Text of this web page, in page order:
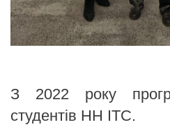
З 2022 року
студентів НН ІТС.